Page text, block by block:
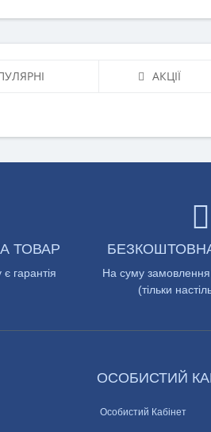
АКЦІЇ
ТОВАР
гарантія
На суму замовлення
(тільки
ОСОБИСТИЙ
Особистий Кабінет